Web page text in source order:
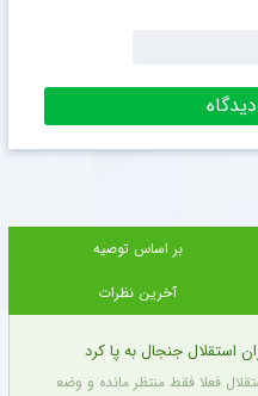
بر اساس توصیه
آخرین نظرات
استقلال جنجال به پا کرد
فعلا فقط منتظر مانده و وضعیت